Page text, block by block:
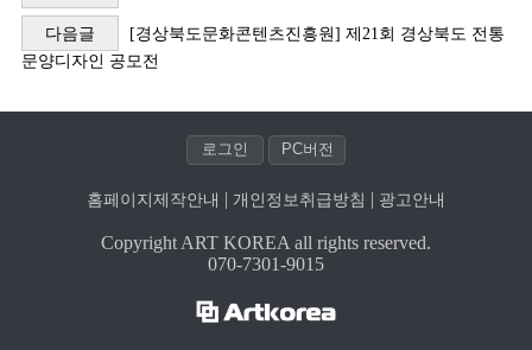
다음글
[경상북도문화콘텐츠진흥원] 제21회 경상북도 전통
문양디자인 공모전
홈페이지제작안내 | 개인정보취급방침 | 광고안내
Copyright ART KOREA all rights reserved.
070-7301-9015